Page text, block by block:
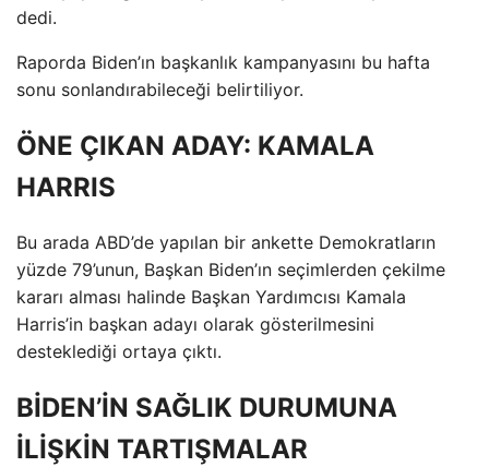
dedi.
Raporda Biden’ın başkanlık kampanyasını bu hafta
sonu sonlandırabileceği belirtiliyor.
ÖNE ÇIKAN ADAY: KAMALA
HARRIS
Bu arada ABD’de yapılan bir ankette Demokratların
yüzde 79’unun, Başkan Biden’ın seçimlerden çekilme
kararı alması halinde Başkan Yardımcısı Kamala
Harris’in başkan adayı olarak gösterilmesini
desteklediği ortaya çıktı.
BİDEN’İN SAĞLIK DURUMUNA
İLİŞKİN TARTIŞMALAR